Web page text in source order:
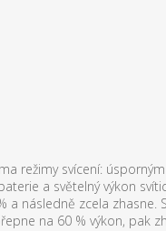
režimy svícení:
a světelný výkon
následně zcela
na 60 % výkon, pak